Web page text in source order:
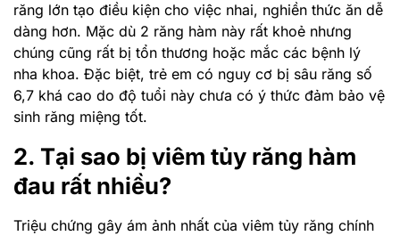
răng lớn tạo điều kiện cho việc nhai, nghiền thức ăn dễ
dàng hơn. Mặc dù 2 răng hàm này rất khoẻ nhưng
chúng cũng rất bị tổn thương hoặc mắc các bệnh lý
nha khoa. Đặc biệt, trẻ em có nguy cơ bị sâu răng số
6,7 khá cao do độ tuổi này chưa có ý thức đảm bảo vệ
sinh răng miệng tốt.
2. Tại sao bị viêm tủy răng hàm
đau rất nhiều?
Triệu chứng gây ám ảnh nhất của viêm tủy răng chính